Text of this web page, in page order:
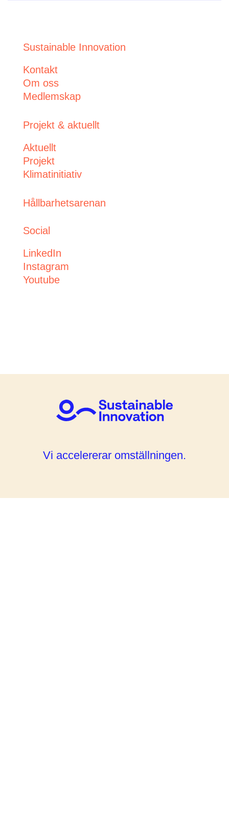
Sustainable Innovation
Kontakt
Om oss
Medlemskap
Projekt & aktuellt
Aktuellt
Projekt
Klimatinitiativ
Hållbarhetsarenan
Social
LinkedIn
Instagram
Youtube
Vi accelererar omställningen.